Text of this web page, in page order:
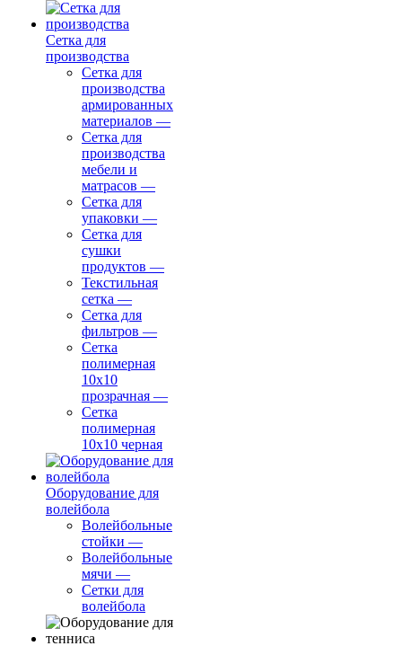
Сетка для
производства
Сетка для
производства
армированных
материалов —
Сетка для
производства
мебели и
матрасов —
Сетка для
упаковки —
Сетка для
сушки
продуктов —
Текстильная
сетка —
Сетка для
фильтров —
Сетка
полимерная
10х10
прозрачная —
Сетка
полимерная
10х10 черная
Оборудование для
волейбола
Волейбольные
стойки —
Волейбольные
мячи —
Сетки для
волейбола